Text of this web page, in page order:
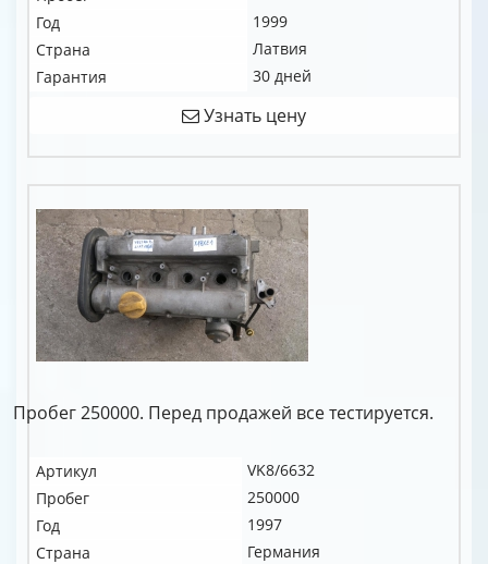
Год
1999
Страна
Латвия
Гарантия
30 дней
Узнать цену
Пробег 250000. Перед продажей все тестируется.
Артикул
VK8/6632
Пробег
250000
Год
1997
Страна
Германия